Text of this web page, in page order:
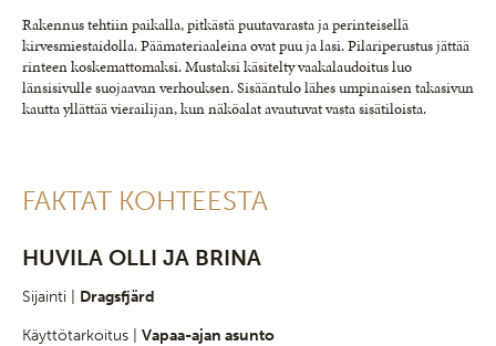
Rakennus tehtiin paikalla, pitkästä puutavarasta ja perinteisellä
kirvesmiestaidolla. Päämateriaaleina ovat puu ja lasi. Pilariperustus jättää
rinteen koskemattomaksi. Mustaksi käsitelty vaakalaudoitus luo
länsisivulle suojaavan verhouksen. Sisääntulo lähes umpinaisen takasivun
kautta yllättää vierailijan, kun näköalat avautuvat vasta sisätiloista.
FAKTAT KOHTEESTA
HUVILA OLLI JA BRINA
Sijainti | Dragsfjärd
Käyttötarkoitus | Vapaa-ajan asunto